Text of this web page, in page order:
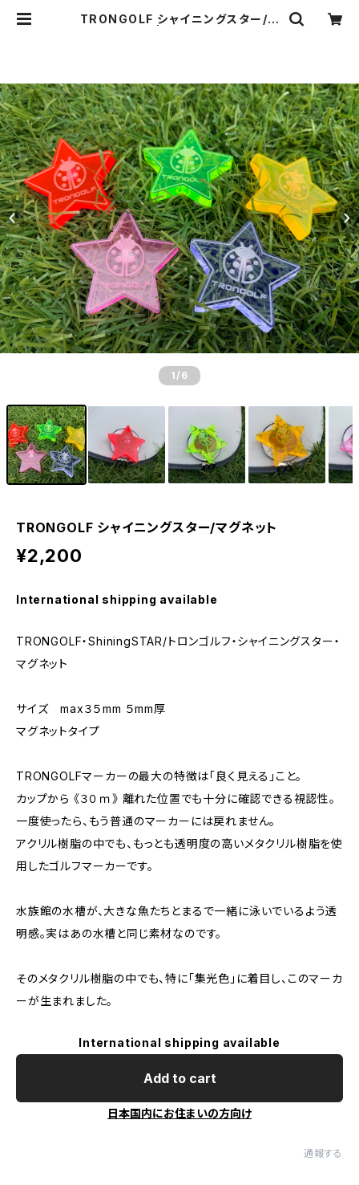
TRONGOLF シャイニングスター/マ
1 /6
TRONGOLF シャイニングスター/マグネット
¥2,200
International shipping available
TRONGOLF・ShiningSTAR/トロンゴルフ・シャイニングスター・
マグネット
サイズ max３５mm ５mm厚
マグネットタイプ
TRONGOLFマーカーの最大の特徴は「良く見える」こと。
カップから 《３０ｍ》 離れた位置でも十分に確認できる視認性。
​一度使ったら、もう普通のマーカーには戻れません。
アクリル樹脂の中でも、もっとも透明度の高いメタクリル樹脂を使
用したゴルフマーカーです。
水族館の水槽が、大きな魚たちとまるで一緒に泳いでいるよう透
明感。実はあの水槽と同じ素材なのです。
そのメタクリル樹脂の中でも、特に「集光色」に着目し、このマーカ
ーが生まれました。
International shipping available
Add to cart
日本国内にお住まいの方向け
通報する